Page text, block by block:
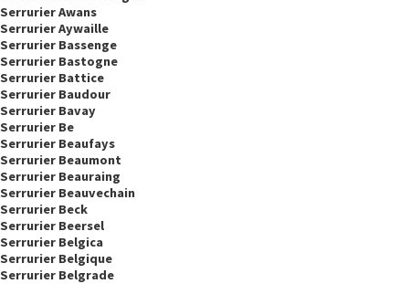
Serrurier Awans
Serrurier Aywaille
Serrurier Bassenge
Serrurier Bastogne
Serrurier Battice
Serrurier Baudour
Serrurier Bavay
Serrurier Be
Serrurier Beaufays
Serrurier Beaumont
Serrurier Beauraing
Serrurier Beauvechain
Serrurier Beck
Serrurier Beersel
Serrurier Belgica
Serrurier Belgique
Serrurier Belgrade